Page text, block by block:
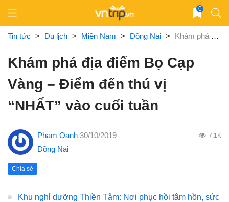
content
0
Tin tức > Du lịch > Miền Nam > Đồng Nai > Khám phá địa điểm Bọ Cạp Vàng – Điểm đến thú vị “NHẤT” vào cuối tuần
Khám phá địa điểm Bọ Cạp
Vàng – Điểm đến thú vị
“NHẤT” vào cuối tuần
Phạm Oanh 30/10/2019 7.1K
Đồng Nai
Chia sẻ
Khu nghỉ dưỡng Thiền Tâm: Nơi phục hồi tâm hồn, sức